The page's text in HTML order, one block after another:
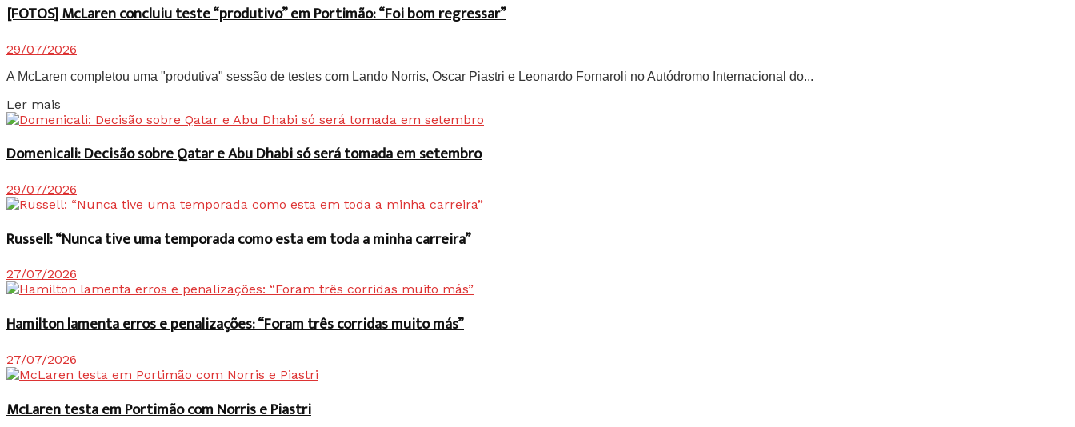
[FOTOS] McLaren concluiu teste “produtivo” em Portimão: “Foi bom regressar”
29/07/2026
A McLaren completou uma "produtiva" sessão de testes com Lando Norris, Oscar Piastri e Leonardo Fornaroli no Autódromo Internacional do...
Ler mais
Domenicali: Decisão sobre Qatar e Abu Dhabi só será tomada em setembro
29/07/2026
Russell: “Nunca tive uma temporada como esta em toda a minha carreira”
27/07/2026
Hamilton lamenta erros e penalizações: “Foram três corridas muito más”
27/07/2026
McLaren testa em Portimão com Norris e Piastri